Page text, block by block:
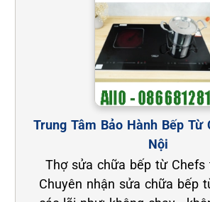
Trung Tâm Bảo Hành Bếp Từ
Nội
Thợ sửa chữa bếp từ Chefs
Chuyên nhận sửa chữa bếp